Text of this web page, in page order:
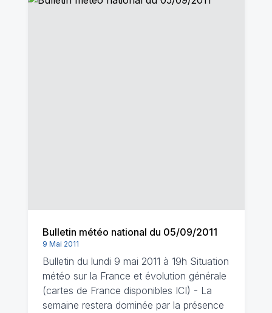
Bulletin météo national du 05/09/2011
9 Mai 2011
Bulletin du lundi 9 mai 2011 à 19h Situation
météo sur la France et évolution générale
(cartes de France disponibles ICI) - La
semaine restera dominée par la présence